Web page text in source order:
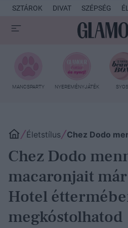
SZTÁROK DIVAT SZÉPSÉG
MANCSPARTY NYEREMÉNYJÁTÉK
Életstílus Chez Dodo
Chez Dodo
macaronjait
Hotel
megkóstolhatod